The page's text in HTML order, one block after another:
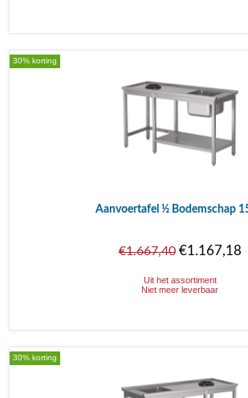
30% korting
Aanvoertafel ½ Bodemschap
€1.667,40€1.167,18
Uit het assortiment
Niet meer leverbaar
30% korting